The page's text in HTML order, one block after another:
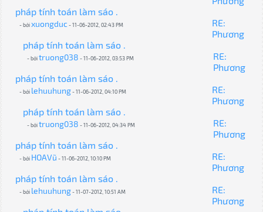
pháp tính toán làm sáo .
- bởixuongduc- 11-06-2012, 02:43 PM
RE:
Phương
pháp tính toán làm sáo .
- bởitruong038 - 11-06-2012, 03:53 PM
RE:
Phương
pháp tính toán làm sáo .
- bởi lehuuhung- 11-06-2012, 04:10 PM
RE:
Phương
pháp tính toán làm sáo .
- bởitruong038 - 11-06-2012, 04:34 PM
RE:
Phương
pháp tính toán làm sáo .
- bởi HOAVũ - 11-06-2012, 10:10 PM
RE:
Phương
pháp tính toán làm sáo .
- bởi lehuuhung- 11-07-2012, 10:51 AM
RE:
Phương